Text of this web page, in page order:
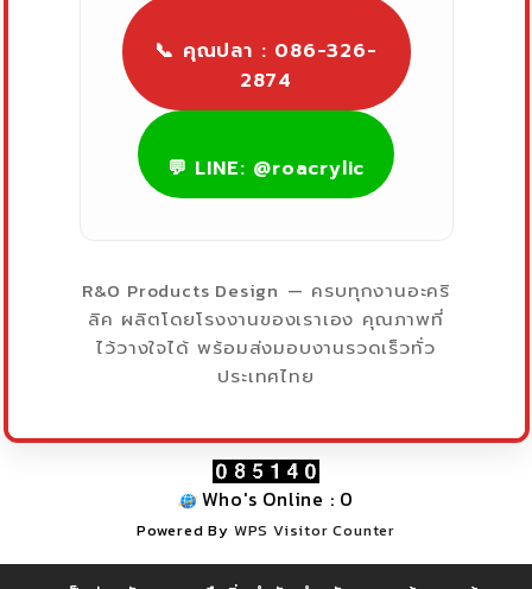
📞 คุณปลา : 086-326-
2874
💬 LINE: @roacrylic
R&O Products Design — ครบทุกงานอะคริ
ลิค ผลิตโดยโรงงานของเราเอง คุณภาพที่
ไว้วางใจได้ พร้อมส่งมอบงานรวดเร็วทั่ว
ประเทศไทย
Who's Online : 0
Powered By WPS Visitor Counter